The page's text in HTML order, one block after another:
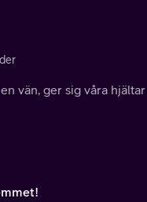
vän, ger sig våra